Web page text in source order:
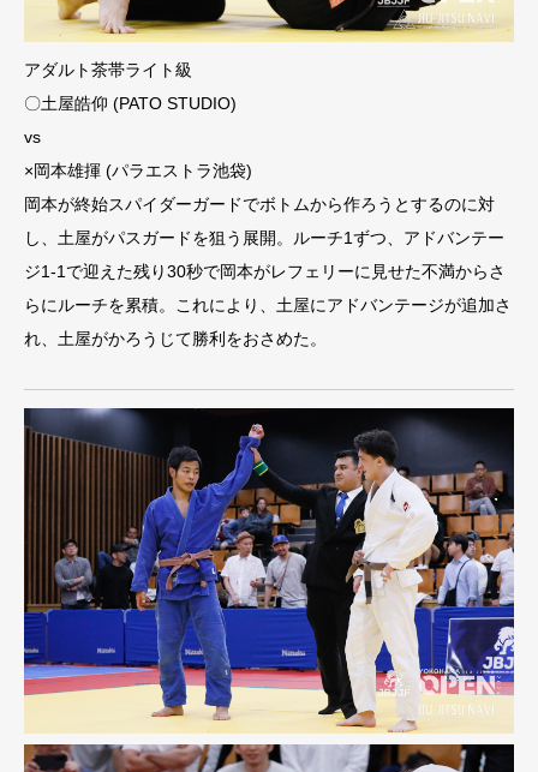
アダルト茶帯ライト級
〇土屋皓仰 (PATO STUDIO)
vs
×岡本雄揮 (パラエストラ池袋)
岡本が終始スパイダーガードでボトムから作ろうとするのに対
し、土屋がパスガードを狙う展開。ルーチ1ずつ、アドバンテー
ジ1-1で迎えた残り30秒で岡本がレフェリーに見せた不満からさ
らにルーチを累積。これにより、土屋にアドバンテージが追加さ
れ、土屋がかろうじて勝利をおさめた。